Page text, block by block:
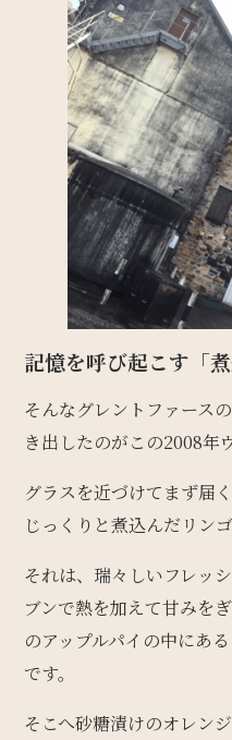
記憶を呼び起こす「
そんなグレントファース
き出したのがこの2008年
グラスを近づけてまず届
じっくりと煮込んだリン
それは、瑞々しいフレッ
ブンで熱を加えて甘みを
のアップルパイの中にあ
です。
そこへ砂糖漬けのオレン